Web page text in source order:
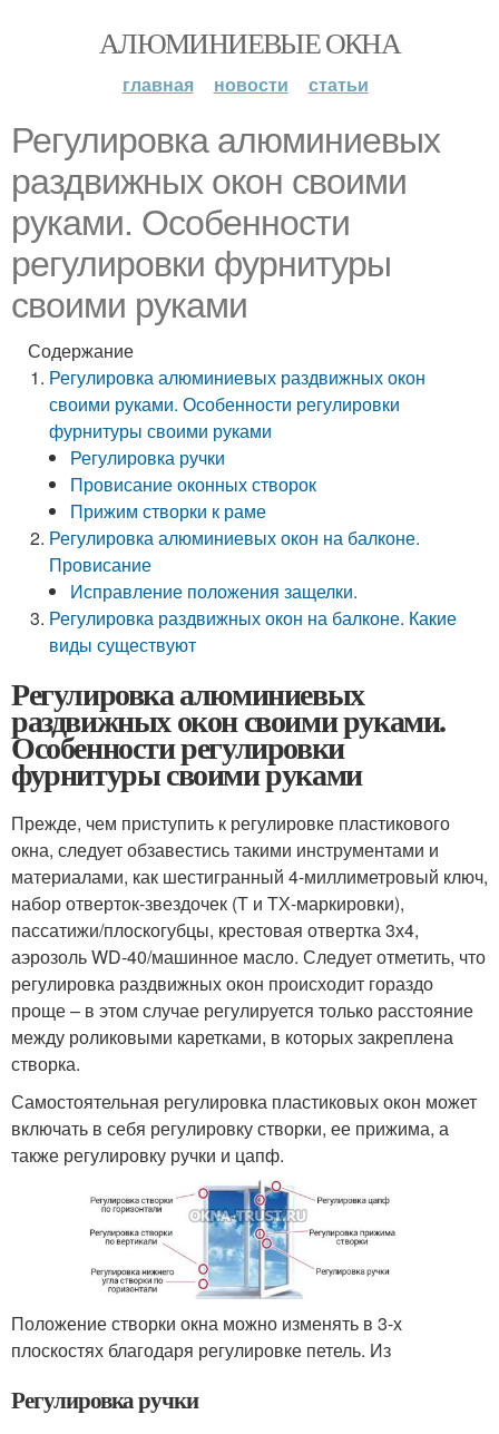
АЛЮМИНИЕВЫЕ ОКНА
главная новости статьи
Регулировка алюминиевых
раздвижных окон своими
руками. Особенности
регулировки фурнитуры
своими руками
Содержание
Регулировка алюминиевых раздвижных окон
своими руками. Особенности регулировки
фурнитуры своими руками
Регулировка ручки
Провисание оконных створок
Прижим створки к раме
Регулировка алюминиевых окон на балконе.
Провисание
Исправление положения защелки.
Регулировка раздвижных окон на балконе. Какие
виды существуют
Регулировка алюминиевых
раздвижных окон своими руками.
Особенности регулировки
фурнитуры своими руками
Прежде, чем приступить к регулировке пластикового
окна, следует обзавестись такими инструментами и
материалами, как шестигранный 4-миллиметровый ключ,
набор отверток-звездочек (Т и ТХ-маркировки),
пассатижи/плоскогубцы, крестовая отвертка 3х4,
аэрозоль WD-40/машинное масло. Следует отметить, что
регулировка раздвижных окон происходит гораздо
проще – в этом случае регулируется только расстояние
между роликовыми каретками, в которых закреплена
створка.
Самостоятельная регулировка пластиковых окон может
включать в себя регулировку створки, ее прижима, а
также регулировку ручки и цапф.
Положение створки окна можно изменять в 3-х
плоскостях благодаря регулировке петель. Из
Регулировка ручки